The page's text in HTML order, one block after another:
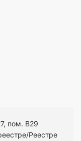
пом. В29
Реестре